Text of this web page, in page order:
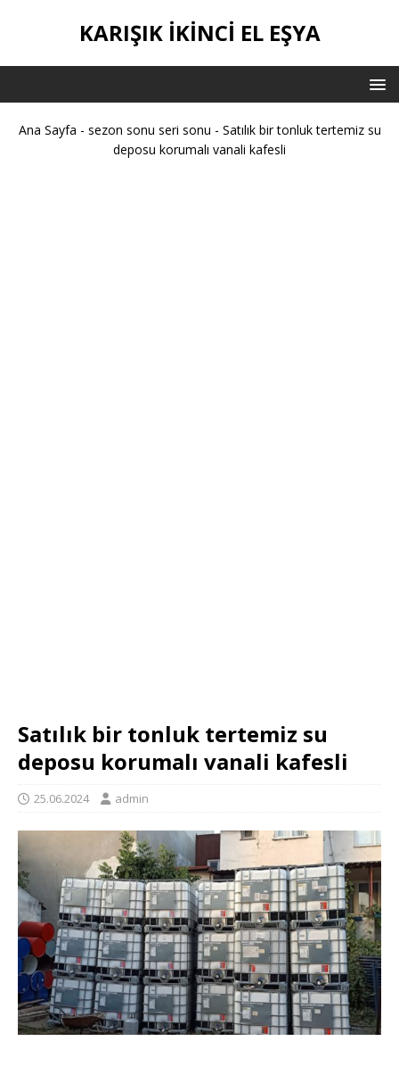
KARIŞIK IKINCI EL EŞYA
Ana Sayfa - sezon sonu seri sonu - Satılık bir tonluk tertemiz su
deposu korumalı vanali kafesli
Satılık bir tonluk tertemiz su
deposu korumalı vanali kafesli
25.06.2024 admin